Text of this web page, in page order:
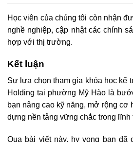
Học viên của chúng tôi còn nhận
nghề nghiệp, cập nhật các chính
hợp với thị trường.
Kết luận
Sự lựa chọn tham gia khóa học kế
Holding tại phường Mỹ Hào là
bạn nâng cao kỹ năng, mở rộng cơ
dựng nền tảng vững chắc trong lĩnh
Qua bài viết này, hy vọng bạn đã